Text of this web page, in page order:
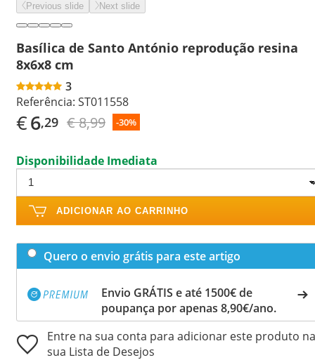
Previous slide Next slide
Basílica de Santo António reprodução resina
8x6x8 cm
3
Referência: ST011558
€6,29 € 8,99 -30%
Disponibilidade Imediata
ADICIONAR AO CARRINHO
Quero o envio grátis para este artigo
Envio GRÁTIS e até 1500€ de
poupança por apenas 8,90€/ano.
Entre na sua conta para adicionar este produto na
sua Lista de Desejos